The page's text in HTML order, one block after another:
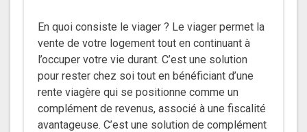
En quoi consiste le viager ? Le viager permet la
vente de votre logement tout en continuant à
l’occuper votre vie durant. C’est une solution
pour rester chez soi tout en bénéficiant d’une
rente viagère qui se positionne comme un
complément de revenus, associé à une fiscalité
avantageuse. C’est une solution de complément